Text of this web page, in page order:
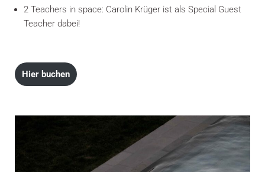
2 Teachers in space: Carolin Krüger ist als Special Guest
Teacher dabei!
Hier buchen